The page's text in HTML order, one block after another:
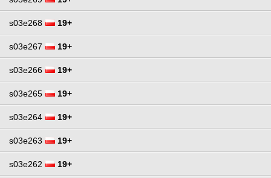
s03e268 19+
s03e267 19+
s03e266 19+
s03e265 19+
s03e264 19+
s03e263 19+
s03e262 19+